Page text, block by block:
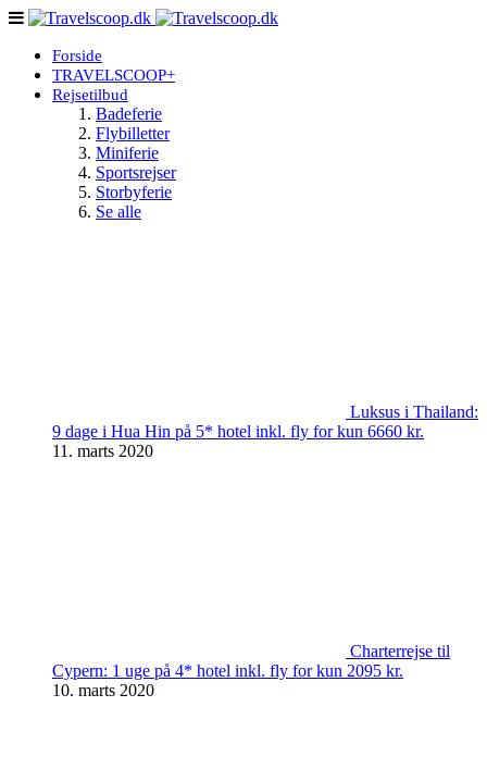
Forside
TRAVELSCOOP+
Rejsetilbud
Badeferie
Flybilletter
Miniferie
Sportsrejser
Storbyferie
Se alle
Luksus i Thailand:
9 dage i Hua Hin på 5* hotel inkl. fly for kun 6660 kr.
11. marts 2020
Charterrejse til
Cypern: 1 uge på 4* hotel inkl. fly for kun 2095 kr.
10. marts 2020